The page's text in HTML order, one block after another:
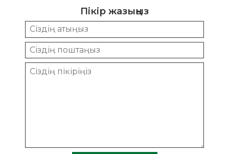
Пікір жазыңыз